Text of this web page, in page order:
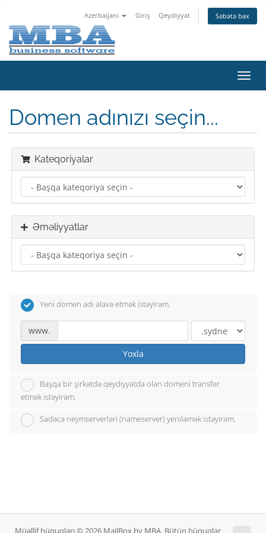
Azerbaijani Giriş Qeydiyyat Səbətə bax
keçid
Domen adınızı seçin...
Kateqoriyalar
Əməliyyatlar
Yeni domen adı əlavə etmək istəyirəm.
www.
Yoxla
Başqa bir şirkətdə qeydiyyatda olan domeni transfer
etmək istəyirəm.
Sadəcə neymserverləri (nameserver) yeniləmək istəyirəm.
Müəllif hüquqları © 2026 MailBox by MBA. Bütün hüquqlar